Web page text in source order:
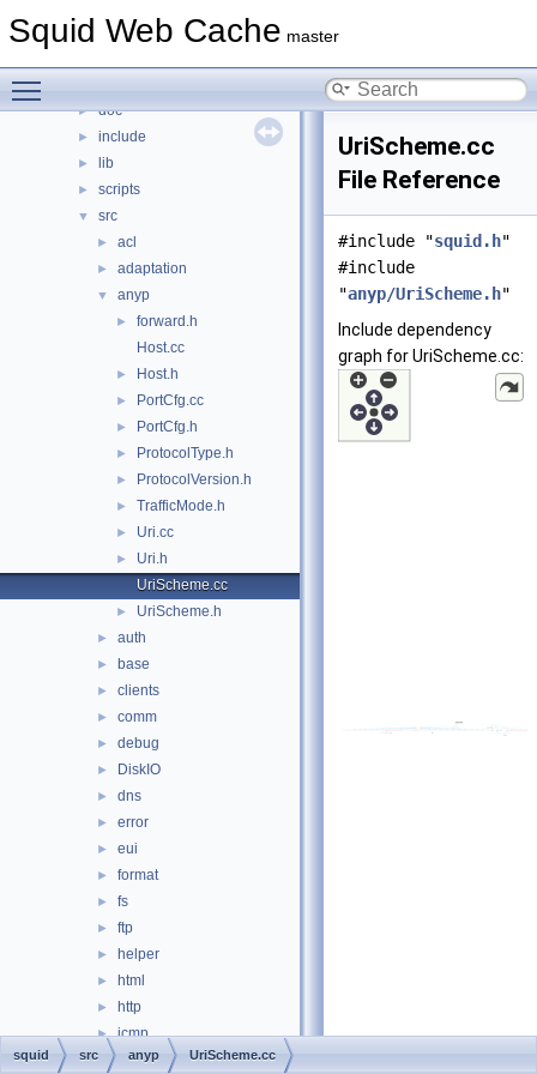
Squid Web Cache master
▼ File List
► doc
► include
► lib
► scripts
▼ src
► acl
► adaptation
▼ anyp
►
forward.h
Host.cc
► Host.h
► PortCfg.cc
► PortCfg.h
► ProtocolType.h
► ProtocolVersion.h
► TrafficMode.h
► Uri.cc
►
Uri.h
UriScheme.cc
► UriScheme.h
► auth
► base
► clients
► comm
► debug
► DiskIO
► dns
► error
► eui
► format
► fs
► ftp
► helper
► html
► http
► icmp
► ip
UriScheme.cc
File Reference
#include "squid.h"
#include
"anyp/UriScheme.h"
Include dependency
graph for UriScheme.cc:
squid src anyp UriScheme.cc